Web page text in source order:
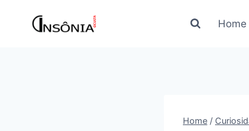
Home
Home /